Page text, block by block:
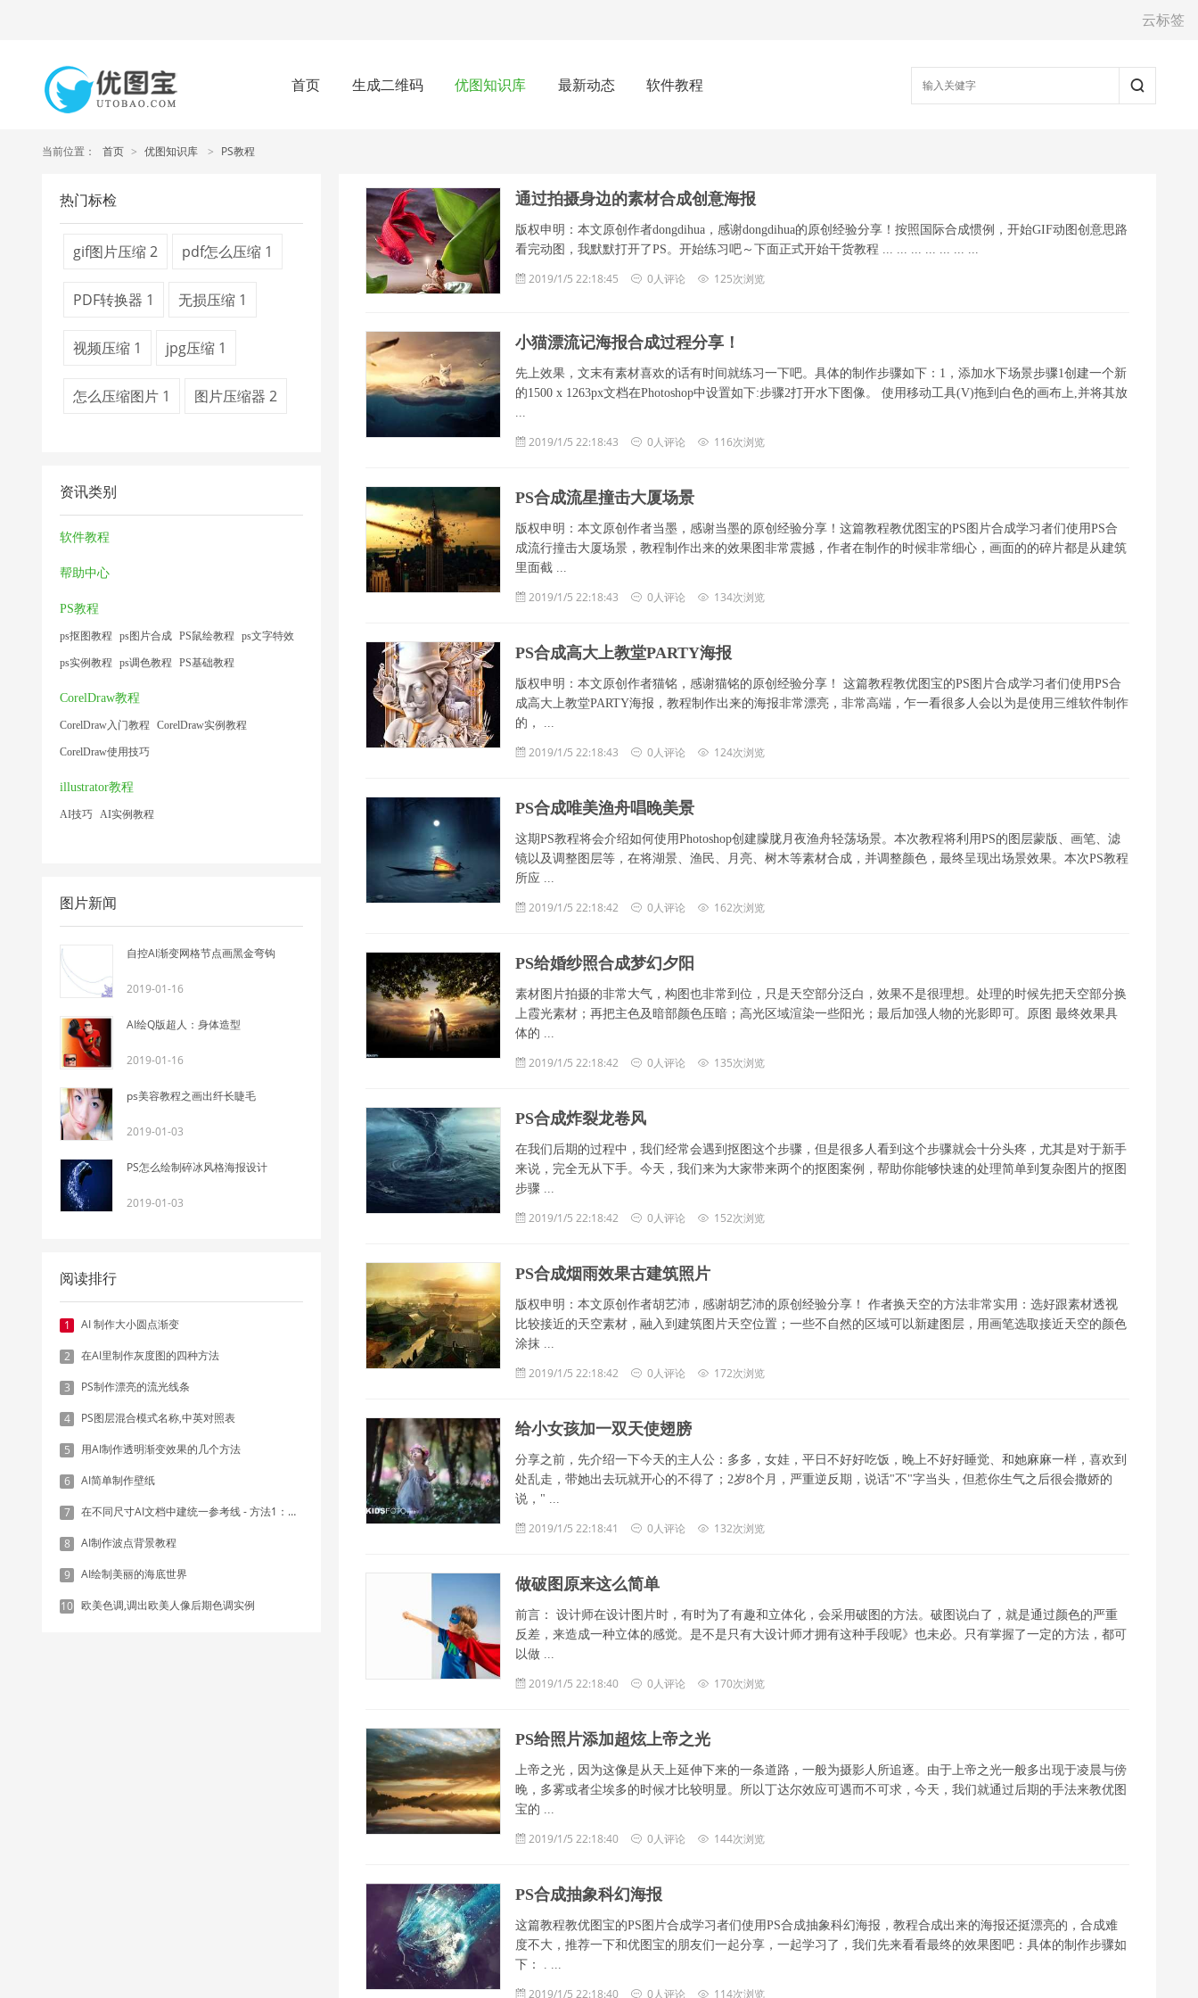
云标签
首页 生成二维码 优图知识库 最新动态 软件教程
当前位置： 首页 > 优图知识库 > PS教程
热门标检
gif图片压缩2 pdf怎么压缩 1
PDF转换器 1 无损压缩 1
视频压缩 1 jpg压缩 1
怎么压缩图片 1 图片压缩器 2
资讯类别
软件教程
帮助中心
PS教程
ps抠图教程 ps图片合成 PS鼠绘教程 ps文字特效
ps实例教程 ps调色教程 PS基础教程
CorelDraw教程
CorelDraw入门教程 CorelDraw实例教程
CorelDraw使用技巧
illustrator教程
AI技巧 AI实例教程
图片新闻
自控AI渐变网格节点画黑金弯钩
2019-01-16
AI绘Q版超人：身体造型
2019-01-16
ps美容教程之画出纤长睫毛
2019-01-03
PS怎么绘制碎冰风格海报设计
2019-01-03
阅读排行
1 AI 制作大小圆点渐变
2 在AI里制作灰度图的四种方法
3 PS制作漂亮的流光线条
4 PS图层混合模式名称,中英对照表
5 用AI制作透明渐变效果的几个方法
6 AI简单制作壁纸
7 在不同尺寸AI文档中建统一参考线 - 方法1：对齐和分布
8 AI制作波点背景教程
9 AI绘制美丽的海底世界
10 欧美色调,调出欧美人像后期色调实例
通过拍摄身边的素材合成创意海报
版权申明：本文原创作者dongdihua，感谢dongdihua的原创经验分享！按照国际合成惯例，开始GIF动图创意思路
看完动图，我默默打开了PS。开始练习吧～下面正式开始干货教程 ... ... ... ... ... ... ...
2019/1/5 22:18:45 0人评论 125次浏览
小猫漂流记海报合成过程分享！
先上效果，文末有素材喜欢的话有时间就练习一下吧。具体的制作步骤如下：1，添加水下场景步骤1创建一个新
的1500 x 1263px文档在Photoshop中设置如下:步骤2打开水下图像。 使用移动工具(V)拖到白色的画布上,并将其放
...
2019/1/5 22:18:43 0人评论 116次浏览
PS合成流星撞击大厦场景
版权申明：本文原创作者当墨，感谢当墨的原创经验分享！这篇教程教优图宝的PS图片合成学习者们使用PS合
成流行撞击大厦场景，教程制作出来的效果图非常震撼，作者在制作的时候非常细心，画面的的碎片都是从建筑
里面截 ...
2019/1/5 22:18:43 0人评论 134次浏览
PS合成高大上教堂PARTY海报
版权申明：本文原创作者猫铭，感谢猫铭的原创经验分享！ 这篇教程教优图宝的PS图片合成学习者们使用PS合
成高大上教堂PARTY海报，教程制作出来的海报非常漂亮，非常高端，乍一看很多人会以为是使用三维软件制作
的， ...
2019/1/5 22:18:43 0人评论 124次浏览
PS合成唯美渔舟唱晚美景
这期PS教程将会介绍如何使用Photoshop创建朦胧月夜渔舟轻荡场景。本次教程将利用PS的图层蒙版、画笔、滤
镜以及调整图层等，在将湖景、渔民、月亮、树木等素材合成，并调整颜色，最终呈现出场景效果。本次PS教程
所应 ...
2019/1/5 22:18:42 0人评论 162次浏览
PS给婚纱照合成梦幻夕阳
素材图片拍摄的非常大气，构图也非常到位，只是天空部分泛白，效果不是很理想。处理的时候先把天空部分换
上霞光素材；再把主色及暗部颜色压暗；高光区域渲染一些阳光；最后加强人物的光影即可。原图 最终效果具
体的 ...
2019/1/5 22:18:42 0人评论 135次浏览
PS合成炸裂龙卷风
在我们后期的过程中，我们经常会遇到抠图这个步骤，但是很多人看到这个步骤就会十分头疼，尤其是对于新手
来说，完全无从下手。今天，我们来为大家带来两个的抠图案例，帮助你能够快速的处理简单到复杂图片的抠图
步骤 ...
2019/1/5 22:18:42 0人评论 152次浏览
PS合成烟雨效果古建筑照片
版权申明：本文原创作者胡艺沛，感谢胡艺沛的原创经验分享！ 作者换天空的方法非常实用：选好跟素材透视
比较接近的天空素材，融入到建筑图片天空位置；一些不自然的区域可以新建图层，用画笔选取接近天空的颜色
涂抹 ...
2019/1/5 22:18:42 0人评论 172次浏览
给小女孩加一双天使翅膀
分享之前，先介绍一下今天的主人公：多多，女娃，平日不好好吃饭，晚上不好好睡觉、和她麻麻一样，喜欢到
处乱走，带她出去玩就开心的不得了；2岁8个月，严重逆反期，说话"不"字当头，但惹你生气之后很会撒娇的
说，" ...
2019/1/5 22:18:41 0人评论 132次浏览
做破图原来这么简单
前言： 设计师在设计图片时，有时为了有趣和立体化，会采用破图的方法。破图说白了，就是通过颜色的严重
反差，来造成一种立体的感觉。是不是只有大设计师才拥有这种手段呢》也未必。只有掌握了一定的方法，都可
以做 ...
2019/1/5 22:18:40 0人评论 170次浏览
PS给照片添加超炫上帝之光
上帝之光，因为这像是从天上延伸下来的一条道路，一般为摄影人所追逐。由于上帝之光一般多出现于凌晨与傍
晚，多雾或者尘埃多的时候才比较明显。所以丁达尔效应可遇而不可求，今天，我们就通过后期的手法来教优图
宝的 ...
2019/1/5 22:18:40 0人评论 144次浏览
PS合成抽象科幻海报
这篇教程教优图宝的PS图片合成学习者们使用PS合成抽象科幻海报，教程合成出来的海报还挺漂亮的，合成难
度不大，推荐一下和优图宝的朋友们一起分享，一起学习了，我们先来看看最终的效果图吧：具体的制作步骤如
下： . ...
2019/1/5 22:18:40 0人评论 114次浏览